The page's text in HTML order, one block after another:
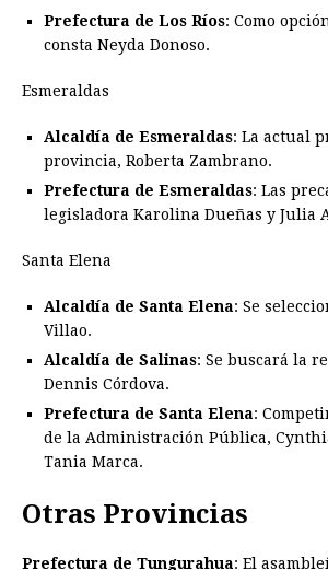
Prefectura de Los Ríos: Como
consta Neyda Donoso.
Esmeraldas
Alcaldía de Esmeraldas: La actual
provincia, Roberta Zambrano.
Prefectura de Esmeraldas: Las
legisladora Karolina Dueñas y Julia
Santa Elena
Alcaldía de Santa Elena: Se
Villao.
Alcaldía de Salinas: Se buscará la
Dennis Córdova.
Prefectura de Santa Elena:
de la Administración Pública,
Tania Marca.
Otras Provincias
Prefectura de Tungurahua: El